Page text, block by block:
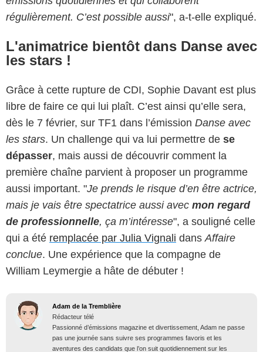
régulièrement. C’est possible aussi", a-t-elle expliqué.
L'animatrice bientôt dans Danse avec
les stars !
Grâce à cette rupture de CDI, Sophie Davant est plus
libre de faire ce qui lui plaît. C’est ainsi qu’elle sera,
dès le 7 février, sur TF1 dans l’émission Danse avec
les stars. Un challenge qui va lui permettre de se
dépasser, mais aussi de découvrir comment la
première chaîne parvient à proposer un programme
aussi important. "Je prends le risque d’en être actrice,
mais je vais être spectatrice aussi avec mon regard
de professionnelle, ça m’intéresse", a souligné celle
qui a été remplacée par Julia Vignali dans Affaire
conclue. Une expérience que la compagne de
William Leymergie a hâte de débuter !
Adam de la Tremblière
Rédacteur télé
Passionné d’émissions magazine et divertissement, Adam ne passe
pas une journée sans suivre ses programmes favoris et les
aventures des candidats que l’on suit quotidiennement sur les